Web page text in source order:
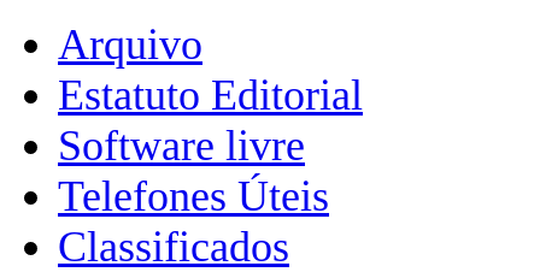
Arquivo
Estatuto Editorial
Software livre
Telefones Úteis
Classificados